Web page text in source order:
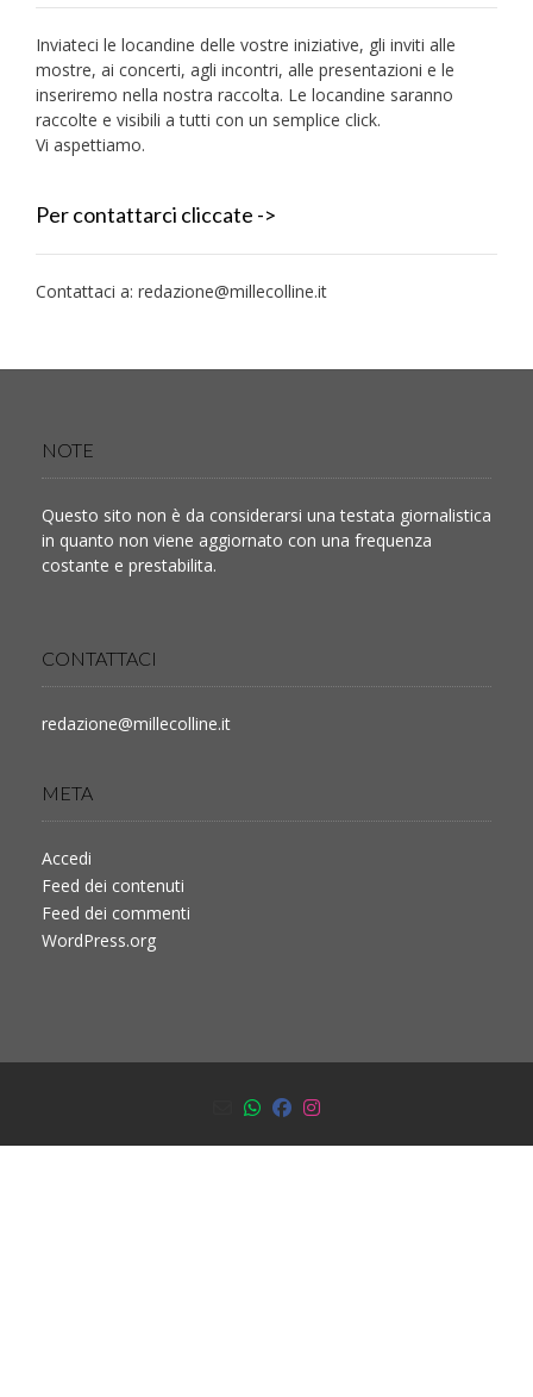
Inviateci le locandine delle vostre iniziative, gli inviti alle
mostre, ai concerti, agli incontri, alle presentazioni e le
inseriremo nella nostra raccolta. Le locandine saranno
raccolte e visibili a tutti con un semplice click.
Vi aspettiamo.
Per contattarci cliccate ->
Contattaci a: redazione@millecolline.it
NOTE
Questo sito non è da considerarsi una testata giornalistica
in quanto non viene aggiornato con una frequenza
costante e prestabilita.
CONTATTACI
redazione@millecolline.it
META
Accedi
Feed dei contenuti
Feed dei commenti
WordPress.org